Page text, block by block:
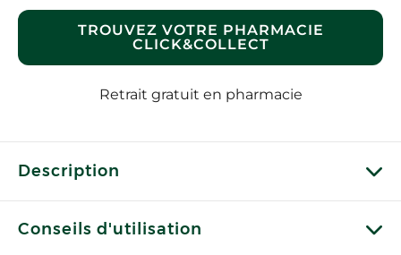
TROUVEZ VOTRE PHARMACIE
CLICK&COLLECT
Retrait gratuit en pharmacie
Description
Conseils d'utilisation